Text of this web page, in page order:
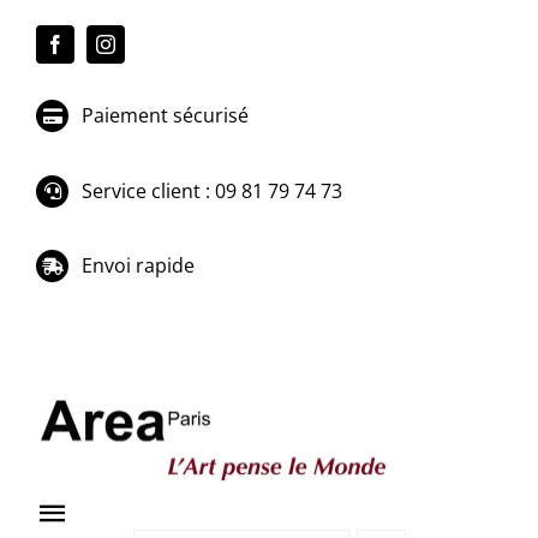
Paiement sécurisé
Service client : 09 81 79 74 73
Envoi rapide